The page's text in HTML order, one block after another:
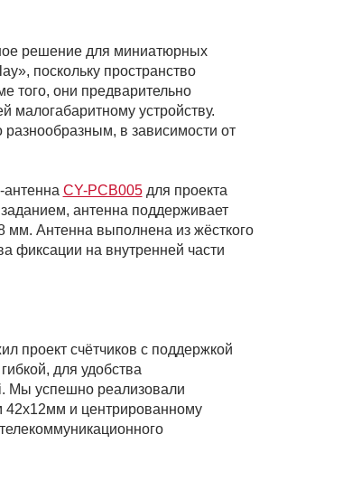
решение для миниатюрных
поскольку пространство
того, они предварительно
малогабаритному устройству.
в зависимости от
CY-PCB005для проекта
антенна поддерживает
мм. Антенна выполнена из жёсткого
фиксации на внутренней части
проект счётчиков c поддержкой
для удобства
Мы успешно реализовали
42x12мм и центрированному